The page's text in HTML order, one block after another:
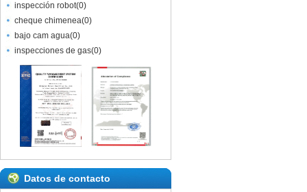
inspección robot(0)
cheque chimenea(0)
bajo cam agua(0)
inspecciones de gas(0)
Datos de contacto